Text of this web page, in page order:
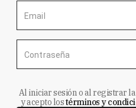
Email
Contraseña
Al iniciar sesión o al registrar
y acepto lostérminos y